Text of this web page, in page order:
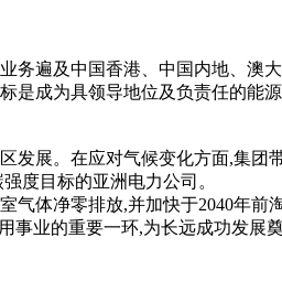
遍及中国香港、中国内地、澳
是成为具领导地位及负责任的能
发展。在应对气候变化方面,集团
度目标的亚洲电力公司。
气体净零排放,并加快于2040年前
业的重要一环,为长远成功发展奠